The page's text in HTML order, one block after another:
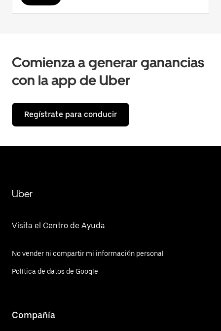
Comienza a generar ganancias
con la app de Uber
Regístrate para conducir
Uber
Visita el Centro de Ayuda
No vender ni compartir mi información personal
Política de datos de Google
Compañía